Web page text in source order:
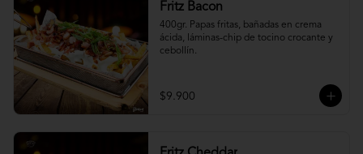
Fritz Bacon
400gr. Papas fritas, bañadas en crema
ácida, láminas-chip de tocino crocante y
cebollín.
$9.900